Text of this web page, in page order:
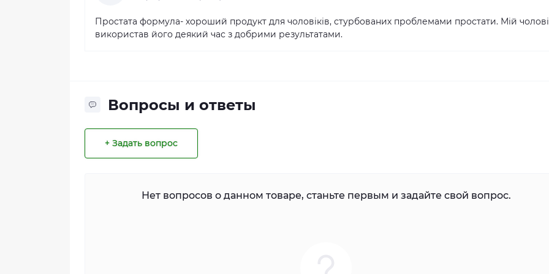
Простата формула- хороший продукт для чоловіків, стурбованих проблемами простати. Мій
використав його деякий час з добрими результатами.
Вопросы и ответы
+ Задать вопрос
Нет вопросов о данном товаре, станьте первым и задайте свой вопрос.